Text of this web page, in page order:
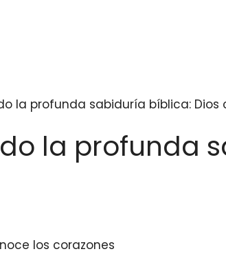
la profunda sabiduría bíblica: Dios
la profunda
los corazones